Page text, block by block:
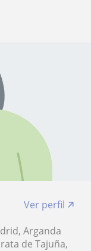
Ver perfil
Arganda
de Tajuña,